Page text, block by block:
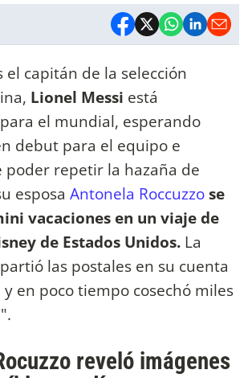
el capitán de la selección
Lionel Messi está
el mundial, esperando
debut para el equipo e
poder repetir la hazaña de
esposa Antonela Roccuzzose
vacaciones en un viaje de
de Estados Unidos. La
las postales en su cuenta
en poco tiempo cosechó miles
reveló imágenes